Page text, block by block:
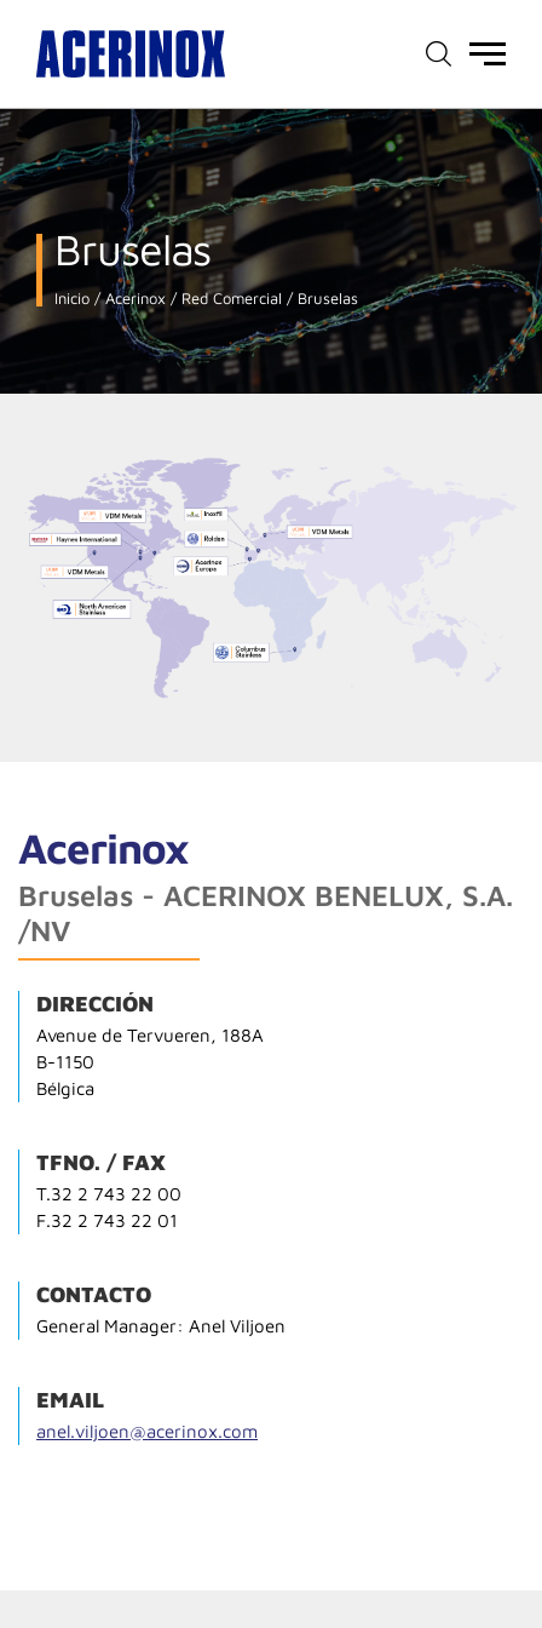
Menú
Bruselas
Inicio Acerinox Red Comercial Bruselas
Acerinox
Bruselas - ACERINOX BENELUX, S.A.
/NV
DIRECCIÓN
Avenue de Tervueren, 188A
B-1150
Bélgica
TFNO. / FAX
T.32 2 743 22 00
F.32 2 743 22 01
CONTACTO
General Manager: Anel Viljoen
EMAIL
anel.viljoen@acerinox.com